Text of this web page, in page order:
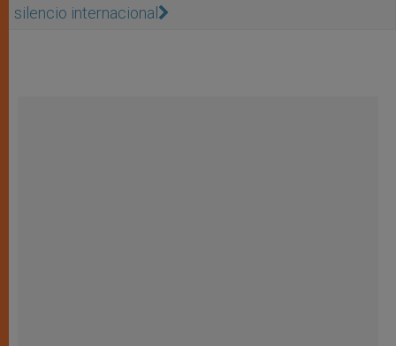
silencio internacional